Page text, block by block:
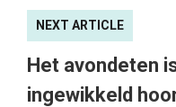
NEXT ARTICLE
Het avondeten
ingewikkeld